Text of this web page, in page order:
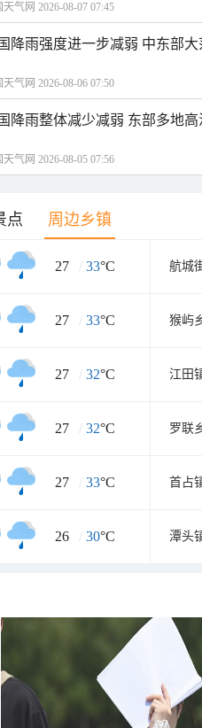
天气网 2026-08-07 07:45
降雨强度进一步减弱 中东部
天气网 2026-08-06 07:50
降雨整体减少减弱 东部多地
天气网 2026-08-05 07:56
点 周边乡镇
27 / 33°C 航城
27 / 33°C 猴屿
27 / 32°C 江田
27 / 32°C 罗联
27 / 33°C 首占
26 / 30°C 潭头